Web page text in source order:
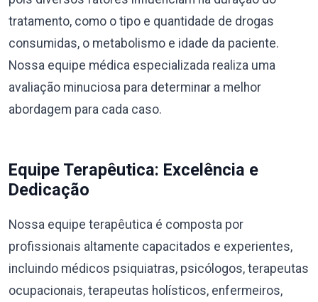
tratamento, como o tipo e quantidade de drogas
consumidas, o metabolismo e idade da paciente.
Nossa equipe médica especializada realiza uma
avaliação minuciosa para determinar a melhor
abordagem para cada caso.
Equipe Terapêutica: Excelência e
Dedicação
Nossa equipe terapêutica é composta por
profissionais altamente capacitados e experientes,
incluindo médicos psiquiatras, psicólogos, terapeutas
ocupacionais, terapeutas holísticos, enfermeiros,